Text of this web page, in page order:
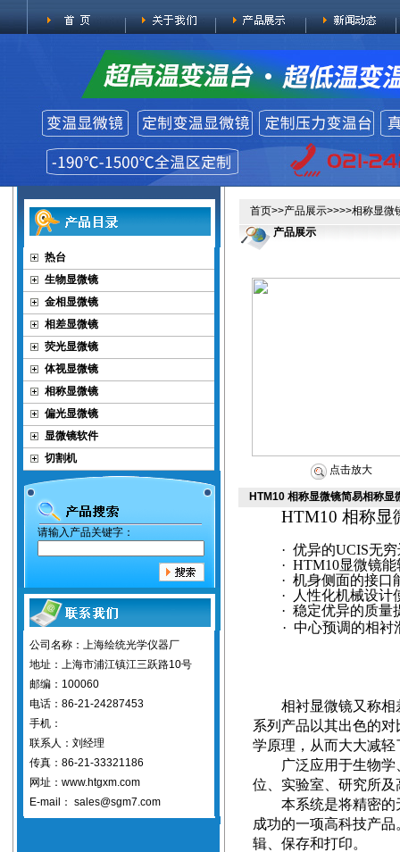
热台
生物显微镜
金相显微镜
相差显微镜
荧光显微镜
体视显微镜
相称显微镜
偏光显微镜
显微镜软件
切割机
请输入产品关键字：
公司名称：上海绘统光学仪器厂
地址：上海市浦江镇江三跃路10号
邮编：100060
电话：86-21-24287453
手机：
联系人：刘经理
传真：86-21-33321186
网址：www.htgxm.com
E-mail： sales@sgm7.com
首页>>产品展示>>>>相称显微
产品展示
点击放大
HTM10 相称显微镜简易相称
HTM10 相称显
· 优异的UCIS无
· HTM10显微镜
· 机身侧面的接口
·
人性化机械设计
· 稳定优异的质量
· 中心预调的相衬
相衬显微镜又称
系列产品以其出色的
学原理，从而大大减
广泛应用于生物
位、实验室、研究所
本系统是将精密
成功的一项高科技产
辑、保存和打印。